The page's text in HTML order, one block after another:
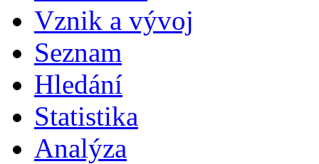
Vznik a vývoj
Seznam
Hledání
Statistika
Analýza